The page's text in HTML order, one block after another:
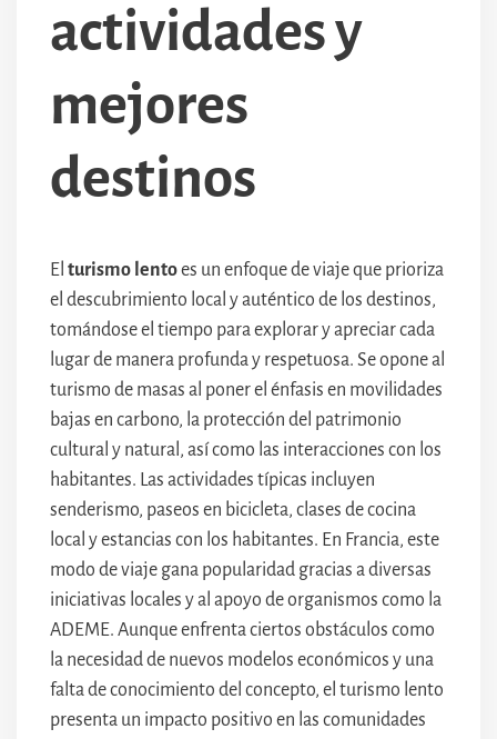
actividades y
mejores
destinos
El turismo lentoes un enfoque de viaje que prioriza
el descubrimiento local y auténtico de los destinos,
tomándose el tiempo para explorar y apreciar cada
lugar de manera profunda y respetuosa. Se opone al
turismo de masas al poner el énfasis en movilidades
bajas en carbono, la protección del patrimonio
cultural y natural, así como las interacciones con los
habitantes. Las actividades típicas incluyen
senderismo, paseos en bicicleta, clases de cocina
local y estancias con los habitantes. En Francia, este
modo de viaje gana popularidad gracias a diversas
iniciativas locales y al apoyo de organismos como la
ADEME. Aunque enfrenta ciertos obstáculos como
la necesidad de nuevos modelos económicos y una
falta de conocimiento del concepto, el turismo lento
presenta un impacto positivo en las comunidades